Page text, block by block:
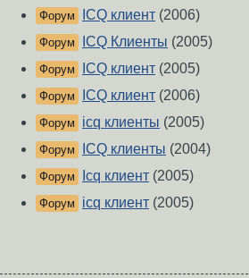
Форум ICQ клиент (2006)
Форум ICQ Клиенты (2005)
Форум ICQ клиент (2005)
Форум ICQ клиент (2006)
Форум icq клиенты (2005)
Форум ICQ клиенты (2004)
Форум Icq клиент (2005)
Форум icq клиент (2005)